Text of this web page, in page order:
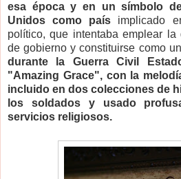
esa época y en un símbolo
Unidos como país implicado
político, que intentaba emplear la
de gobierno y constituirse como
durante la Guerra Civil
"Amazing Grace", con la
incluido en dos colecciones de
los soldados y usado
servicios religiosos.